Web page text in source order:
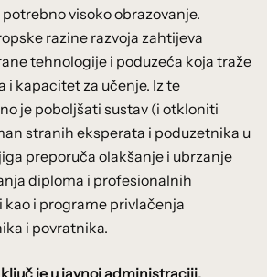
visoko obrazovanje.
razine razvoja zahtijeva
tehnologije i poduzeća koja traže
i kapacitet za učenje. Iz te
je poboljšati sustav (i otkloniti
stranih eksperata i poduzetnika u
preporuča olakšanje i ubrzanje
diploma i profesionalnih
i programe privlačenja
i povratnika.
je u javnoj administraciji,